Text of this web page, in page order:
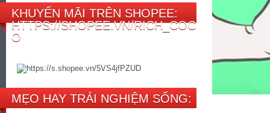
KHUYẾN MÃI TRÊN SHOPEE:
HTTPS://SHOPEE.VN/RICH_COC
O
MẸO HAY TRẢI NGHIỆM SỐNG: